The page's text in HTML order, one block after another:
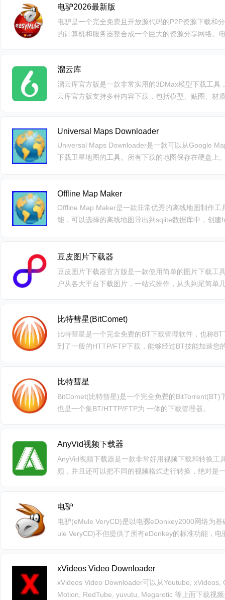
电驴2026最新版
电驴是一个完全免费且开放源代码的P2P资源下载和
的计算机和服务器整合成一个巨大的资源分享网络。
溜云库
溜云库官方版是一款非常实用的3DMax模型下载工具
云库官方版支持多种内容下载，包括模型、贴图、材
Universal Maps Downloader
Universal Maps Downloader是一款可以从Google
下载卫星地图的工具。所有下载的地图保存在硬盘上
定范围太大，也不要设置线程数目过多。
Offline Map Maker
Offline Map Maker是一款非常优秀的离线地图制作
能，可以选择的离线地图导出到sqlite数据库中，创
豆皮图片下载器
豆皮图片下载器官方版是一款使用简单的图片下载工
户从各大平台下载图片，一站式操作，从头到尾简单
地方。
比特彗星(BitComet)
比特彗星是一个完全免费的BT下载管理软件，也称
到了一般的HTTP/FTP下载，能够经过BT技能加速您
比特彗星
BitComet(比特彗星)是一个完全免费的BitTorrent(BT)
也是一个集BT/HTTP/FTP为 一体的下载管理器。
AnyVid视频下载器
AnyVid视频下载器是一款非常好用视频下载和转换工
频，并且还可以把不同的视频格式进行转换，绝对是
电驴
电驴(eMule VeryCD)是以电骡eDonkey2000网络为
ule VeryCD)不但提供了所有eDonkey的标准功能，
得心应手。
xVideos Video Downloader
xVideos Video Downloader可以从Youtube,
Motion, RedTube, yuvutu, Megarotic 等上面下载视